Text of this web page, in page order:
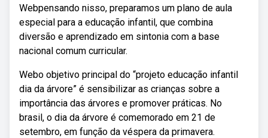
Webpensando nisso, preparamos um plano de aula
especial para a educação infantil, que combina
diversão e aprendizado em sintonia com a base
nacional comum curricular.
Webo objetivo principal do “projeto educação infantil
dia da árvore” é sensibilizar as crianças sobre a
importância das árvores e promover práticas. No
brasil, o dia da árvore é comemorado em 21 de
setembro, em função da véspera da primavera.